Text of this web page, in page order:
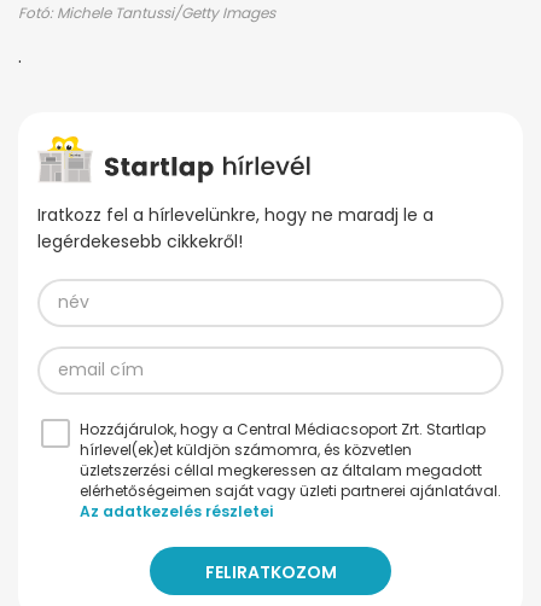
Fotó: Michele Tantussi/Getty Images
.
Iratkozz fel a hírlevelünkre, hogy ne maradj le a
legérdekesebb cikkekről!
Hozzájárulok, hogy a Central Médiacsoport Zrt. Startlap
hírlevel(ek)et küldjön számomra, és közvetlen
üzletszerzési céllal megkeressen az általam megadott
elérhetőségeimen saját vagy üzleti partnerei ajánlatával.
Az adatkezelés részletei